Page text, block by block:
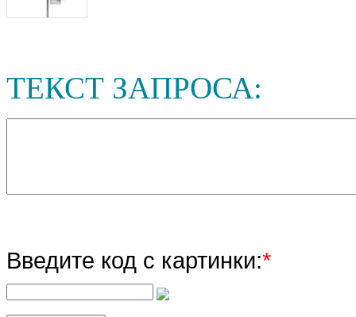
ТЕКСТ ЗАПРОСА:
Введите код с картинки:*